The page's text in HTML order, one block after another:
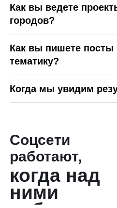
Как вы ведете
городов?
Как вы пишете посты
тематику?
Когда мы увидим
Соцсети
работают,
когда над
ними